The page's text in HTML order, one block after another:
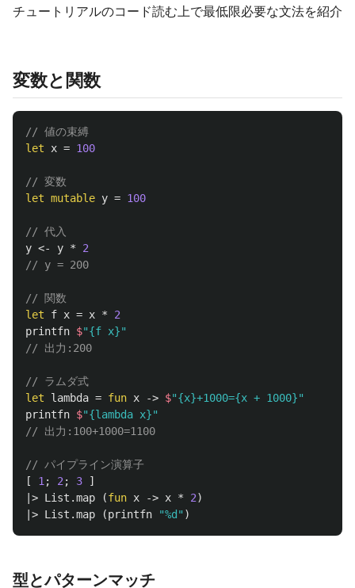
チュートリアルのコード読む上で最低限必要な文法を紹介
変数と関数
// 値の束縛
let
x = 100
// 変数
let mutable y = 100
// 代入
y <- y *
2
// y = 200
// 関数
let
f x = x *
2
printfn $"{f x}"
// 出力:200
// ラムダ式
let
lambda = fun x -> $"{x}+1000={x + 1000}"
printfn $"{lambda x}"
// 出力:100+1000=1100
// パイプライン演算子
[
1 ; 2 ; 3
]
|> List .map (fun x -> x * 2)
|> List .map (printfn "%d" )
型とパターンマッチ